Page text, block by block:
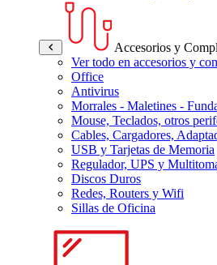
Accesorios y
Ver todo en accesorios y
Office
Antivirus
Morrales - Maletines -
Mouse, Teclados, otros
Cables, Cargadores,
USB y Tarjetas de Memoria
Regulador, UPS y
Discos Duros
Redes, Routers y Wifi
Sillas de Oficina